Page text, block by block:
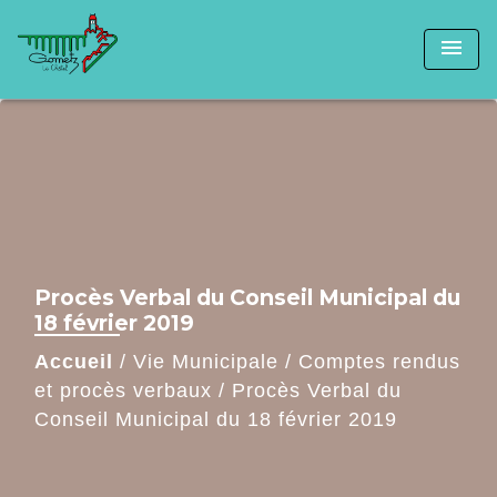
menu
Procès Verbal du Conseil Municipal du
18 février 2019
Accueil / Vie Municipale / Comptes rendus
et procès verbaux / Procès Verbal du
Conseil Municipal du 18 février 2019